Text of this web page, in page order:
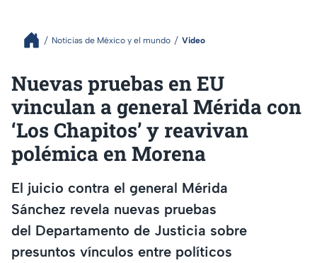
Noticias de México y el mundo Video
Nuevas pruebas en EU
vinculan a general Mérida con
‘Los Chapitos’ y reavivan
polémica en Morena
El juicio contra el general Mérida
Sánchez revela nuevas pruebas
del Departamento de Justicia sobre
presuntos vínculos entre políticos